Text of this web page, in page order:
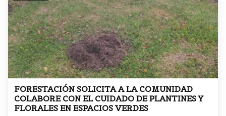
FORESTACIÓN SOLICITA A LA COMUNIDAD
COLABORE CON EL CUIDADO DE PLANTINES Y
FLORALES EN ESPACIOS VERDES